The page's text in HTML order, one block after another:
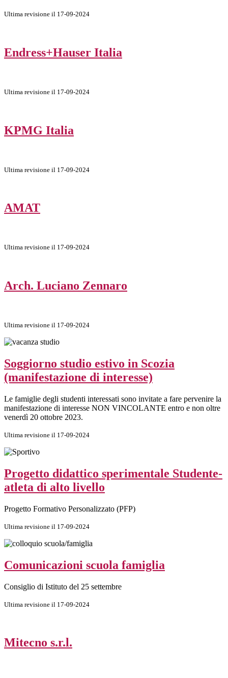
Ultima revisione il 17-09-2024
Endress+Hauser Italia
Ultima revisione il 17-09-2024
KPMG Italia
Ultima revisione il 17-09-2024
AMAT
Ultima revisione il 17-09-2024
Arch. Luciano Zennaro
Ultima revisione il 17-09-2024
Soggiorno studio estivo in Scozia
(manifestazione di interesse)
Le famiglie degli studenti interessati sono invitate a fare pervenire la
manifestazione di interesse NON VINCOLANTE entro e non oltre
venerdì 20 ottobre 2023.
Ultima revisione il 17-09-2024
Progetto didattico sperimentale Studente-
atleta di alto livello
Progetto Formativo Personalizzato (PFP)
Ultima revisione il 17-09-2024
Comunicazioni scuola famiglia
Consiglio di Istituto del 25 settembre
Ultima revisione il 17-09-2024
Mitecno s.r.l.